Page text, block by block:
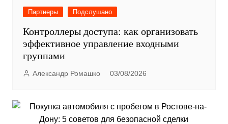
Партнеры Подслушано
Контроллеры доступа: как организовать
эффективное управление входными
группами
Александр Ромашко 03/08/2026